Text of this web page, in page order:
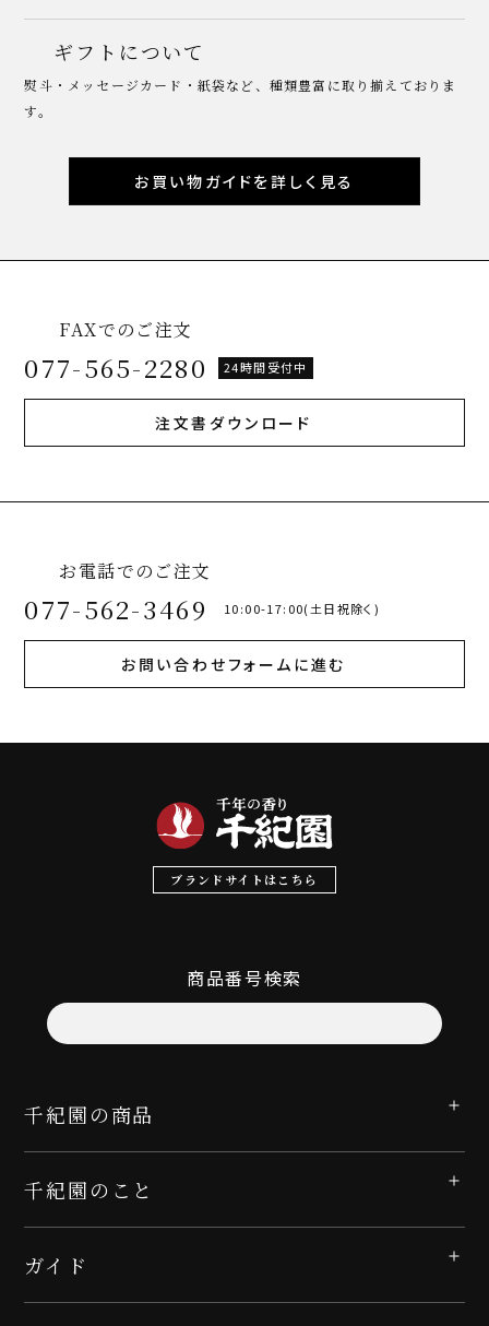
ギフトについて
熨斗・メッセージカード・紙袋など、種類豊富に取り揃えておりま
す。
お買い物ガイドを詳しく見る
FAXでのご注文
077-565-2280 24時間受付中
注文書ダウンロード
お電話でのご注文
077-562-3469 10:00-17:00(土日祝除く)
お問い合わせフォームに進む
ブランドサイトはこちら
商品番号検索
千紀園の商品
千紀園のこと
ガイド